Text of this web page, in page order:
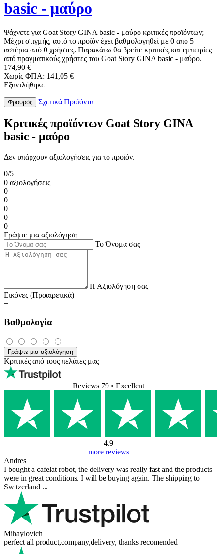
basic - μαύρο
Ψάχνετε για Goat Story GINA basic - μαύρο κριτικές προϊόντων;
Μέχρι στιγμής, αυτό το προϊόν έχει βαθμολογηθεί με 0 από 5
αστέρια από 0 χρήστες. Παρακάτω θα βρείτε κριτικές και εμπειρίες
από πραγματικούς χρήστες του Goat Story GINA basic - μαύρο.
174,90 €
Χωρίς ΦΠΑ: 141,05 €
Εξαντλήθηκε
Φρουρός Σχετικά Προϊόντα
Κριτικές προϊόντων Goat Story GINA
basic - μαύρο
Δεν υπάρχουν αξιολογήσεις για το προϊόν.
0/5
0 αξιολογήσεις
0
0
0
0
0
Γράψτε μια αξιολόγηση
Το Όνομα σας
Η Αξιολόγηση σας
Εικόνες (Προαιρετικά)
+
Βαθμολογία
Γράψτε μια αξιολόγηση
Κριτικές από τους πελάτες μας
Reviews 79 • Excellent
4.9
more reviews
Andres
I bought a cafelat robot, the delivery was really fast and the products
were in great conditions. I will be buying again. The shipping to
Switzerland ...
Mihaylovich
perfect all product,company,delivery, thanks recomended